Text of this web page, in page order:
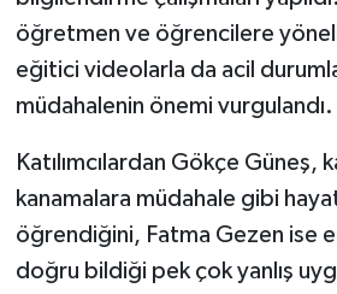
öğretmen ve öğrencilere
eğitici videolarla da acil
müdahalenin önemi vurgulandı.
Katılımcılardan Gökçe Güneş,
kanamalara müdahale gibi
öğrendiğini, Fatma Gezen ise
doğru bildiği pek çok yanlış